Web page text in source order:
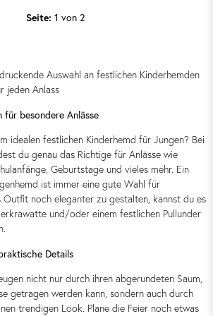
Seite: 1 von 2
Auswahl an festlichen Kinderhemden
jeden Anlass
für besondere Anlässe
idealen festlichen Kinderhemd für Jungen? Bei
du genau das Richtige für Anlässe wie
Geburtstage und vieles mehr. Ein
ist immer eine gute Wahl für
Outfit noch eleganter zu gestalten, kannst du es
und/oder einem festlichen Pullunder
Details
nicht nur durch ihren abgerundeten Saum,
getragen werden kann, sondern auch durch
trendigen Look. Plane die Feier noch etwas